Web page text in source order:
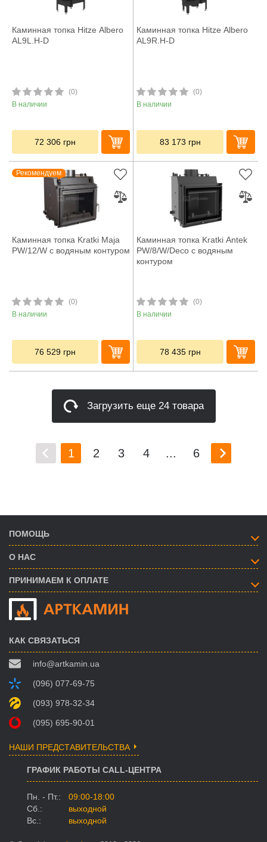
Каминная топка Hitze Albero
AL9L.H-D
(0)
В наличии
72 306 грн
Каминная топка Hitze Albero
AL9R.H-D
(0)
В наличии
83 173 грн
Рекомендуем
Каминная топка Kratki Maja
PW/12/W с водяным контуром
(0)
В наличии
76 529 грн
Каминная топка Kratki Antek
PW/8/W/Deco с водяным
контуром
(0)
В наличии
78 435 грн
Загрузить еще 24 товара
1 2 3 4 ... 6
ПОМОЩЬ
О НАС
ПРИНИМАЕМ К ОПЛАТЕ
КАК СВЯЗАТЬСЯ
info@artkamin.ua
(096) 077-69-75
(093) 978-32-34
(095) 695-90-01
НАШИ ПРЕДСТАВИТЕЛЬСТВА
ГРАФИК РАБОТЫ CALL-ЦЕНТРА
Пн. - Пт.:
09:00-18:00
Сб.:
выходной
Вс.:
выходной